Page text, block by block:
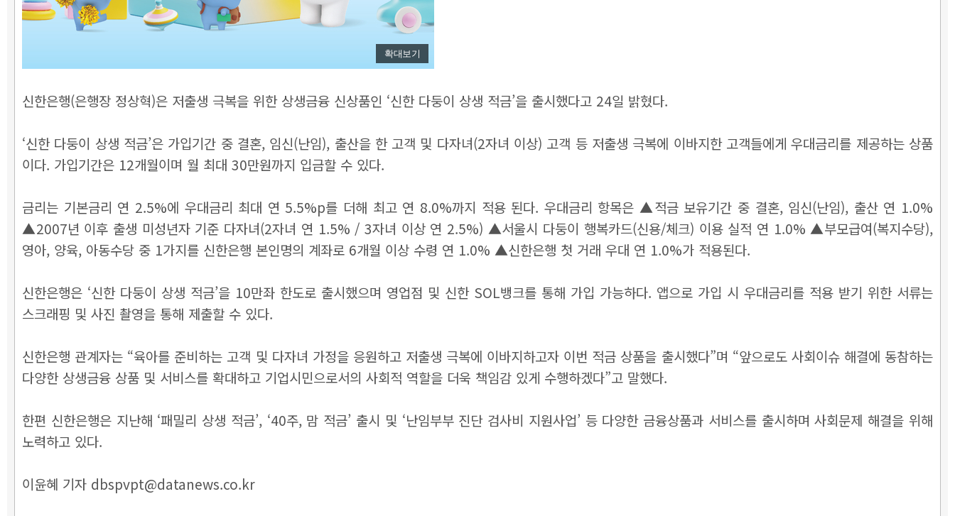
확대보기
신한은행(은행장 정상혁)은 저출생 극복을 위한 상생금융 신상품인 ‘신한 다둥이 상생 적금’을 출시했다고 24일 밝혔다.
‘신한 다둥이 상생 적금’은 가입기간 중 결혼, 임신(난임), 출산을 한 고객 및 다자녀(2자녀 이상) 고객 등 저출생 극복에 이바지한 고객들에게 우대금리를 제공하는 상품
이다. 가입기간은 12개월이며 월 최대 30만원까지 입금할 수 있다.
금리는 기본금리 연 2.5%에 우대금리 최대 연 5.5%p를 더해 최고 연 8.0%까지 적용 된다. 우대금리 항목은 ▲적금 보유기간 중 결혼, 임신(난임), 출산 연 1.0%
▲2007년 이후 출생 미성년자 기준 다자녀(2자녀 연 1.5% / 3자녀 이상 연 2.5%) ▲서울시 다둥이 행복카드(신용/체크) 이용 실적 연 1.0% ▲부모급여(복지수당),
영아, 양육, 아동수당 중 1가지를 신한은행 본인명의 계좌로 6개월 이상 수령 연 1.0% ▲신한은행 첫 거래 우대 연 1.0%가 적용된다.
신한은행은 ‘신한 다둥이 상생 적금’을 10만좌 한도로 출시했으며 영업점 및 신한 SOL뱅크를 통해 가입 가능하다. 앱으로 가입 시 우대금리를 적용 받기 위한 서류는
스크래핑 및 사진 촬영을 통해 제출할 수 있다.
신한은행 관계자는 “육아를 준비하는 고객 및 다자녀 가정을 응원하고 저출생 극복에 이바지하고자 이번 적금 상품을 출시했다”며 “앞으로도 사회이슈 해결에 동참하는
다양한 상생금융 상품 및 서비스를 확대하고 기업시민으로서의 사회적 역할을 더욱 책임감 있게 수행하겠다”고 말했다.
한편 신한은행은 지난해 ‘패밀리 상생 적금’, ‘40주, 맘 적금’ 출시 및 ‘난임부부 진단 검사비 지원사업’ 등 다양한 금융상품과 서비스를 출시하며 사회문제 해결을 위해
노력하고 있다.
이윤혜 기자 dbspvpt@datanews.co.kr